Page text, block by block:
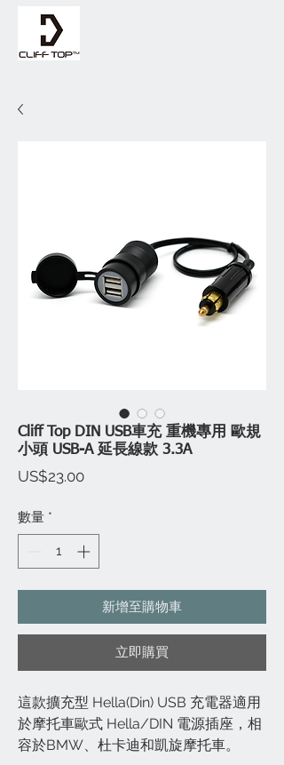
Cliff Top DIN USB車充 重機專用 歐規
小頭 USB-A 延長線款 3.3A
US$23.00價
數量 *
新增至購物車
立即購買
這款擴充型 Hella(Din) USB 充電器適用
於摩托車歐式 Hella/DIN 電源插座，相
容於BMW、杜卡迪和凱旋摩托車。